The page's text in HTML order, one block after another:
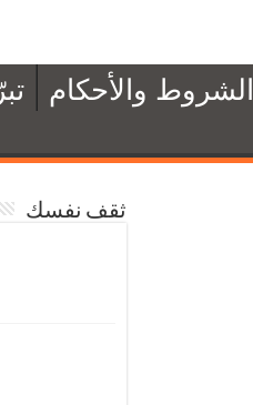
الشروط والأحكام
ثقف نفسك